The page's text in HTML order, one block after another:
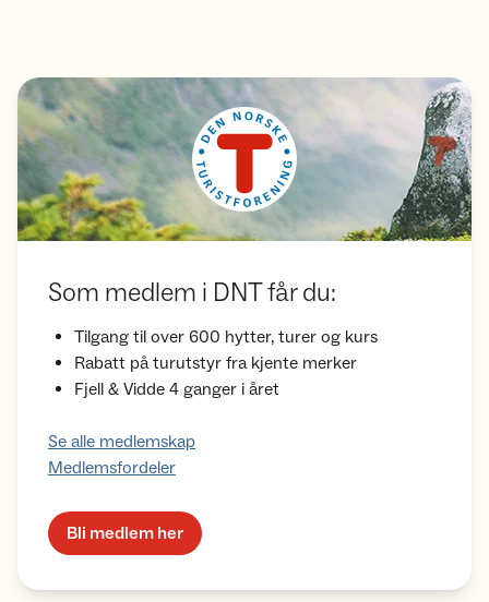
Som medlem i DNT får du:
Tilgang til over 600 hytter, turer og kurs
Rabatt på turutstyr fra kjente merker
Fjell & Vidde 4 ganger i året
Se alle medlemskap
Medlemsfordeler
Bli medlem her